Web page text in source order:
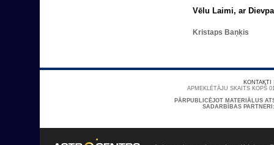
Vēlu Laimi, ar
Kristaps Baņķis
KONTAKTI
APMEKLĒTĀJU SKAITS KOPŠ
PĀRPUBLICĒJOT MATERIĀLUS
SADARBĪBAS